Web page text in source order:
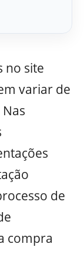
no site
variar de
de
compra